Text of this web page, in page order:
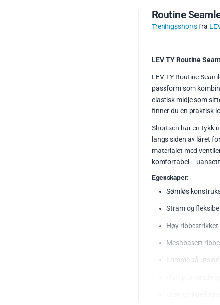
Routine
Treningsshortsfra
LEVITY Routine
LEVITY Routine
passform som
elastisk midje som
finner du en praktisk
Shortsen har en tykk
langs siden av låret
materialet med
komfortabel –
Egenskaper:
Sømløs
Stram og
Høy
Meshbasert
Lomme på
Uten synlige